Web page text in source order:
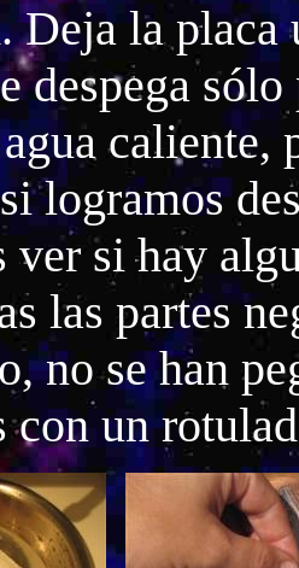
Deja la placa
despega
caliente,
logramos
ver si hay
las partes
no se han
con un